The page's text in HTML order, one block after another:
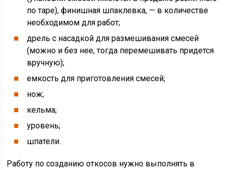
по таре), финишная шпаклевка, — в количестве
необходимом для работ;
дрель с насадкой для размешивания смесей
(можно и без нее, тогда перемешивать придется
вручную);
емкость для приготовления смесей;
нож;
кельма;
уровень;
шпатели.
Работу по созданию откосов нужно выполнять в